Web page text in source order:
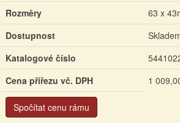
Rozměry
63 x
Dostupnost
Katalogové číslo
Cena přířezu vč. DPH
1
Spočítat cenu rámu